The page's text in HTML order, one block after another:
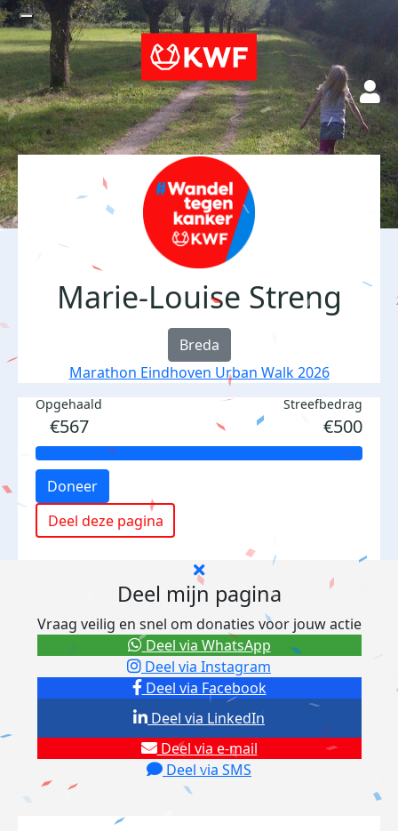
Marie-Louise Streng
Breda
Marathon Eindhoven Urban Walk 2026
Opgehaald
€567
Streefbedrag
€500
Doneer
Deel deze pagina
Deel mijn pagina
Vraag veilig en snel om donaties voor jouw actie
Deel via Facebook
Deel via Instagram
Deel via e-mail
Deel via SMS
Deel via LinkedIn
Deel via WhatsApp